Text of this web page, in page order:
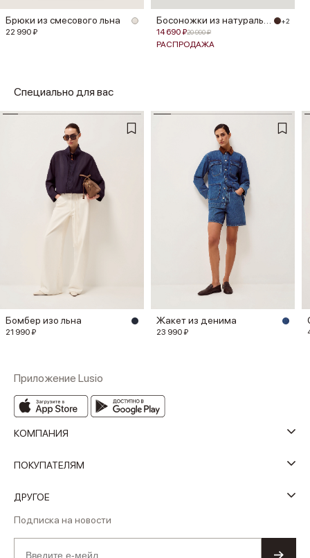
Брюки из смесового льна
22 990 ₽
Босоножки из натуральной кожи +2
14 690 ₽20 990 ₽
РАСПРОДАЖА
Специально для вас
Бомбер изо льна
21 990 ₽
Жакет из денима
23 990 ₽
Приложение Lusio
КОМПАНИЯ
ПОКУПАТЕЛЯМ
ДРУГОЕ
Подписка на новости